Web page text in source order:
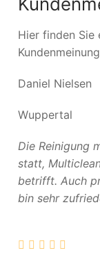
Hier finden Sie
Daniel Nielsen
Wuppertal
Die Reinigung
statt,
betrifft. Auch
bin sehr